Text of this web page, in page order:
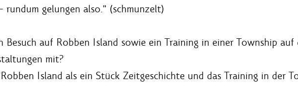
rundum gelungen also." (schmunzelt)
Besuch auf Robben Island sowie ein Training in einer Township
mit?
Island als ein Stück Zeitgeschichte und das Training in der